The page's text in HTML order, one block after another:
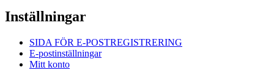
Inställningar
SIDA FÖR E-POSTREGISTRERING
E-postinställningar
Mitt konto